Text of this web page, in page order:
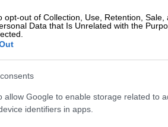
opt-out of Collection, Use, Retention, Sale,
Data that Is Unrelated with the
allow Google to enable storage related to
identifiers in apps.
του Βασίλη Κικίλια
Πολιτικής να
θεμάτων που αφορούν τη
κρίσιμων